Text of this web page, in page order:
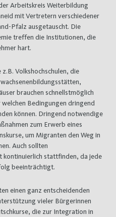
Arbeitskreis Weiterbildung
mit Vertretern verschiedener
Pfalz ausgetauscht. Die
treffen die Institutionen, die
hart.
Volkshochschulen, die
brauchen schnellstmöglich
Bedingungen dringend
können. Dringend notwendige
zum Erwerb eines
um Migranten den Weg in
Auch sollten
kontinuierlich stattfinden, da jede
beeinträchtigt.
einen ganz entscheidenden
vieler Bürgerinnen
die zur Integration in